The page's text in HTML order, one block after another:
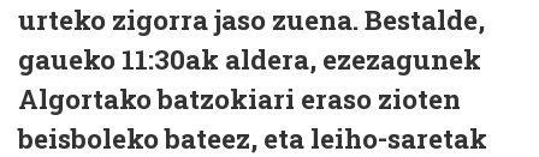
urteko zigorra jaso zuena. Bestalde,
gaueko 11:30ak aldera, ezezagunek
Algortako batzokiari eraso zioten
beisboleko bateez, eta leiho-saretak